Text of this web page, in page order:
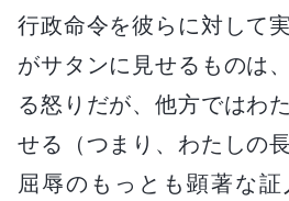
行政命令を彼らに対して
がサタンに見せるものは
る怒りだが、他方ではわ
せる（つまり、わたしの
屈辱のもっとも顕著な